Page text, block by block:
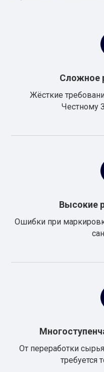
Сложное
Жёсткие
Честному
Высокие
Ошибки при
От переработки
требуется